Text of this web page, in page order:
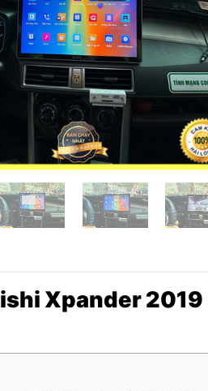
Xpander 2019